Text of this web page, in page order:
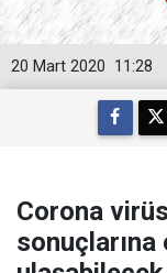
11:28
20 Mart 2020
Corona
sonuçlarına